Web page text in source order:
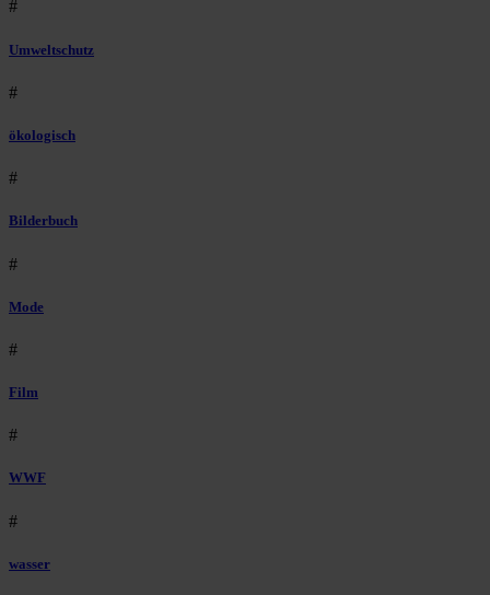
#
Umweltschutz
#
ökologisch
#
Bilderbuch
#
Mode
#
Film
#
WWF
#
wasser